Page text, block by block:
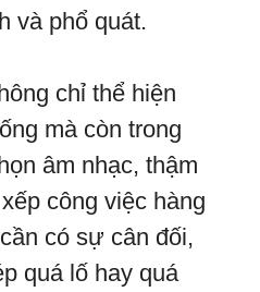
và phổ quát.
chỉ thể hiện
mà còn trong
âm nhạc, thậm
công việc hàng
có sự cân đối,
quá lố hay quá